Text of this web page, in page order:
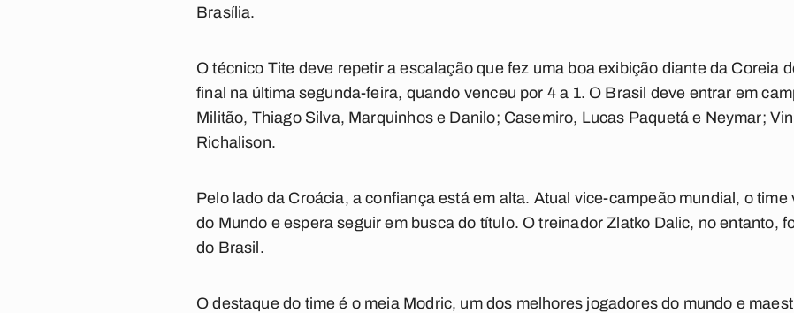
Brasília.
O técnico Tite deve repetir a escalação que fez uma boa exibição diante da Coreia
final na última segunda-feira, quando venceu por 4 a 1. O Brasil deve entrar em
Militão, Thiago Silva, Marquinhos e Danilo; Casemiro, Lucas Paquetá e Neymar;
Richalison.
Pelo lado da Croácia, a confiança está em alta. Atual vice-campeão mundial, o
do Mundo e espera seguir em busca do título. O treinador Zlatko Dalic, no entanto,
do Brasil.
O destaque do time é o meia Modric, um dos melhores jogadores do mundo e